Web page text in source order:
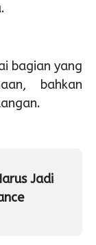
bagian yang
bahkan
Jadi